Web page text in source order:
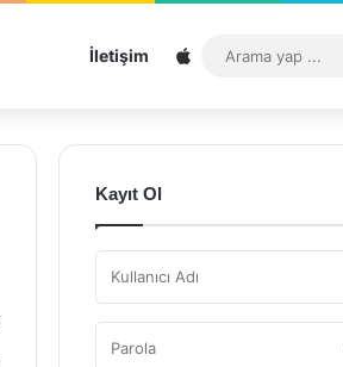
İletişim Sitemap
Kayıt Ol